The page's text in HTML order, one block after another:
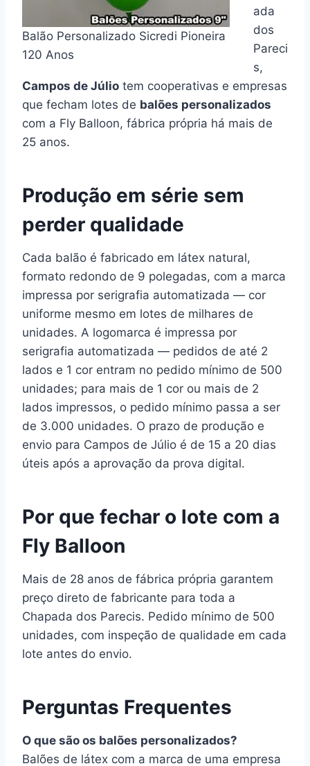
Balão Personalizado Sicredi Pioneira
120 Anos
ada
dos
Pareci
s,
Campos de Júlio tem cooperativas e empresas
que fecham lotes de balões personalizados
com a Fly Balloon, fábrica própria há mais de
25 anos.
Produção em série sem
perder qualidade
Cada balão é fabricado em látex natural,
formato redondo de 9 polegadas, com a marca
impressa por serigrafia automatizada — cor
uniforme mesmo em lotes de milhares de
unidades. A logomarca é impressa por
serigrafia automatizada — pedidos de até 2
lados e 1 cor entram no pedido mínimo de 500
unidades; para mais de 1 cor ou mais de 2
lados impressos, o pedido mínimo passa a ser
de 3.000 unidades. O prazo de produção e
envio para Campos de Júlio é de 15 a 20 dias
úteis após a aprovação da prova digital.
Por que fechar o lote com a
Fly Balloon
Mais de 28 anos de fábrica própria garantem
preço direto de fabricante para toda a
Chapada dos Parecis. Pedido mínimo de 500
unidades, com inspeção de qualidade em cada
lote antes do envio.
Perguntas Frequentes
O que são os balões personalizados?
Balões de látex com a marca de uma empresa